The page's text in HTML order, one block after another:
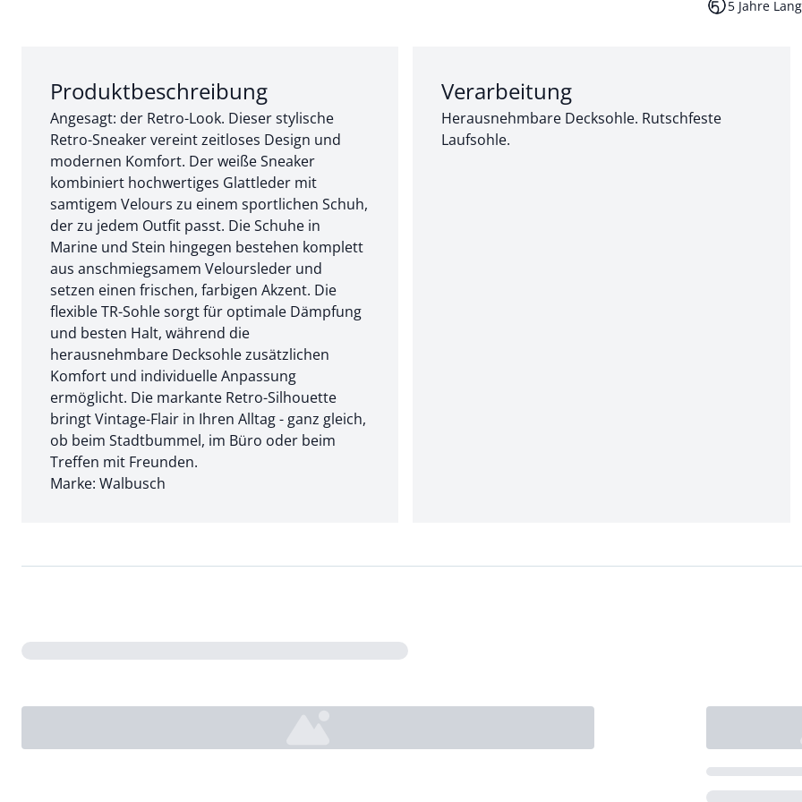
5 Jahre
Abschnitt 1 von 3:
Produktbeschreibung
Angesagt: der Retro-Look. Dieser stylische
Retro-Sneaker vereint zeitloses Design und
modernen Komfort. Der weiße Sneaker
kombiniert hochwertiges Glattleder mit
samtigem Velours zu einem sportlichen Schuh,
der zu jedem Outfit passt. Die Schuhe in
Marine und Stein hingegen bestehen komplett
aus anschmiegsamem Veloursleder und
setzen einen frischen, farbigen Akzent. Die
flexible TR-Sohle sorgt für optimale Dämpfung
und besten Halt, während die
herausnehmbare Decksohle zusätzlichen
Komfort und individuelle Anpassung
ermöglicht. Die markante Retro-Silhouette
bringt Vintage-Flair in Ihren Alltag - ganz gleich,
ob beim Stadtbummel, im Büro oder beim
Treffen mit Freunden.
Marke: Walbusch
Abschnitt 2 von 3:
Verarbeitung
Herausnehmbare Decksohle. Rutschfeste
Laufsohle.